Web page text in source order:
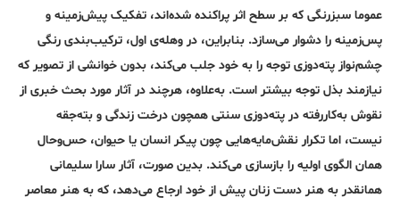
عموما سبزرنگی که بر سطح اثر پراکنده شده‌اند، تفکیک پیش‌زمینه و
پس‌زمینه را دشوار می‌سازد. بنابراین، در وهله‌ی اول، ترکیب‌بندی رنگی
چشم‌نواز پته‌دوزی توجه را به خود جلب می‌کند، بدون خوانشی از تصویر که
نیازمند بذل توجه بیشتر است. به‌علاوه، هرچند در آثار مورد بحث خبری از
نقوش به‌کاررفته در پته‌دوزی سنتی همچون درخت زندگی و بته‌جقه
نیست، اما تکرار نقش‌مایه‌هایی چون پیکر انسان یا حیوان، حس‌وحال
همان الگوی اولیه‌ را بازسازی می‌کند. بدین صورت، آثار سارا سلیمانی
همانقدر به هنر دست زنان پیش از خود ارجاع می‌دهد، که به هنر معاصر